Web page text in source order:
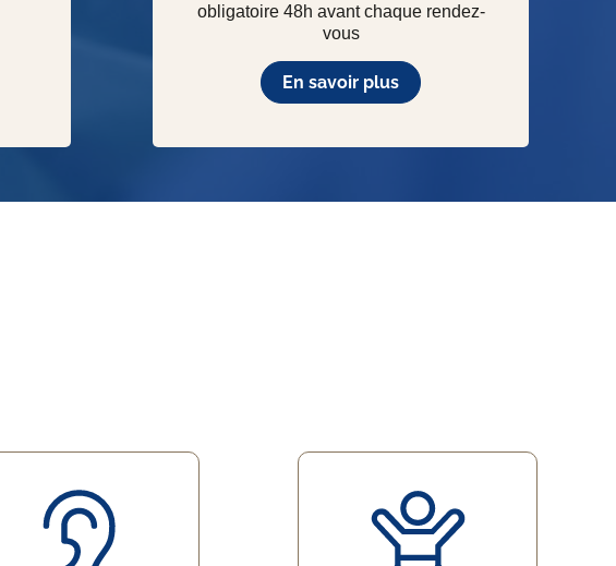
obligatoire 48h avant chaque rendez-
vous
En savoir plus